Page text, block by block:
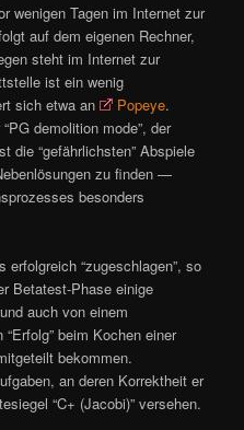
wenigen Tagen im Internet zur
auf dem eigenen Rechner,
steht im Internet zur
ist ein wenig
sich etwa an
Popeye.
demolition mode”, der
die “gefährlichsten” Abspiele
zu finden —
besonders
“zugeschlagen”, so
Betatest-Phase einige
auch von einem
beim Kochen einer
bekommen.
an deren Korrektheit er
“C+ (Jacobi)” versehen.